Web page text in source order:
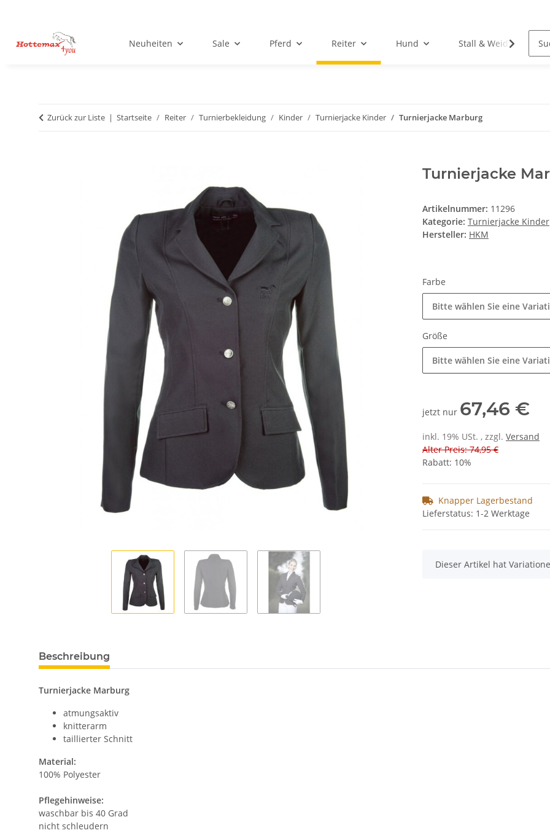
Neuheiten Sale Pferd Reiter Hund Stall & Weide
Zurück zur Liste Startseite Reiter Turnierbekleidung Kinder Turnierjacke Kinder Turnierjacke Marburg
Turnierjacke
Artikelnummer: 11296
Kategorie: Turnierjacke Kinder
Hersteller: HKM
Farbe
Bitte wählen Sie eine
Größe
Bitte wählen Sie eine
jetzt nur 67,46 €
inkl. 19% USt. , zzgl. Versand
Alter Preis: 74,95 €
Rabatt: 10%
Knapper Lagerbestand
Lieferstatus: 1-2 Werktage
x
Dieser Artikel hat
Beschreibung
Turnierjacke Marburg
atmungsaktiv
knitterarm
taillierter Schnitt
Material:
100% Polyester
Pflegehinweise:
waschbar bis 40 Grad
nicht schleudern